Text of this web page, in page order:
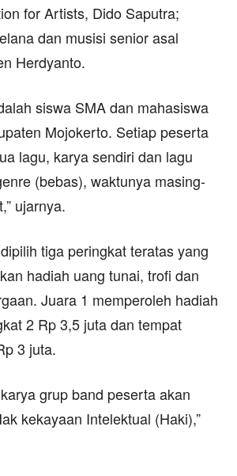
for Artists, Dido Saputra;
dan musisi senior asal
Herdyanto.
siswa SMA dan mahasiswa
Mojokerto. Setiap peserta
lagu, karya sendiri dan lagu
(bebas), waktunya masing-
ujarnya.
tiga peringkat teratas yang
hadiah uang tunai, trofi dan
Juara 1 memperoleh hadiah
2 Rp 3,5 juta dan tempat
3 juta.
grup band peserta akan
kekayaan Intelektual (Haki),”